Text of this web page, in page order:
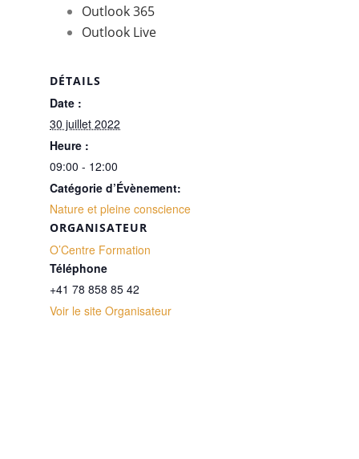
Outlook 365
Outlook Live
DÉTAILS
Date :
30 juillet 2022
Heure :
09:00 - 12:00
Catégorie d’Évènement:
Nature et pleine conscience
ORGANISATEUR
O’Centre Formation
Téléphone
+41 78 858 85 42
Voir le site Organisateur